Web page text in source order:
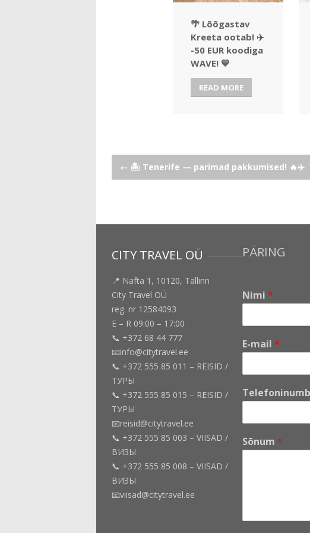
🌴 Lõõgastav
Kreeta ootab! ✈️
-50 EUR koodiga
WAVE! 💙
READ MORE
Post
← 🏝️ Tenerife — parimad pakkumised! 🔥✈️
CITY TRAVEL OÜ
📍 Nafta 1, 10120, Tallinn
City Travel OÜ
reg. nr 12584093
E – R 09:00 – 17:00
📞 +372 68 44 777
📧info@citytravel.ee
📞 +372 555 85 011 – REISID /
ТУРЫ
📞 +372 555 85 015 – REISID /
ТУРЫ
📧reisid@citytravel.ee
📞 +372 555 85 003 – VIISAD /
ВИЗЫ
📞 +372 555 85 008 – VIISAD /
ВИЗЫ
📧viisad@citytravel.ee
PÄRING
Nimi *
E-mail *
T
e
e
o
b
Sõnum *